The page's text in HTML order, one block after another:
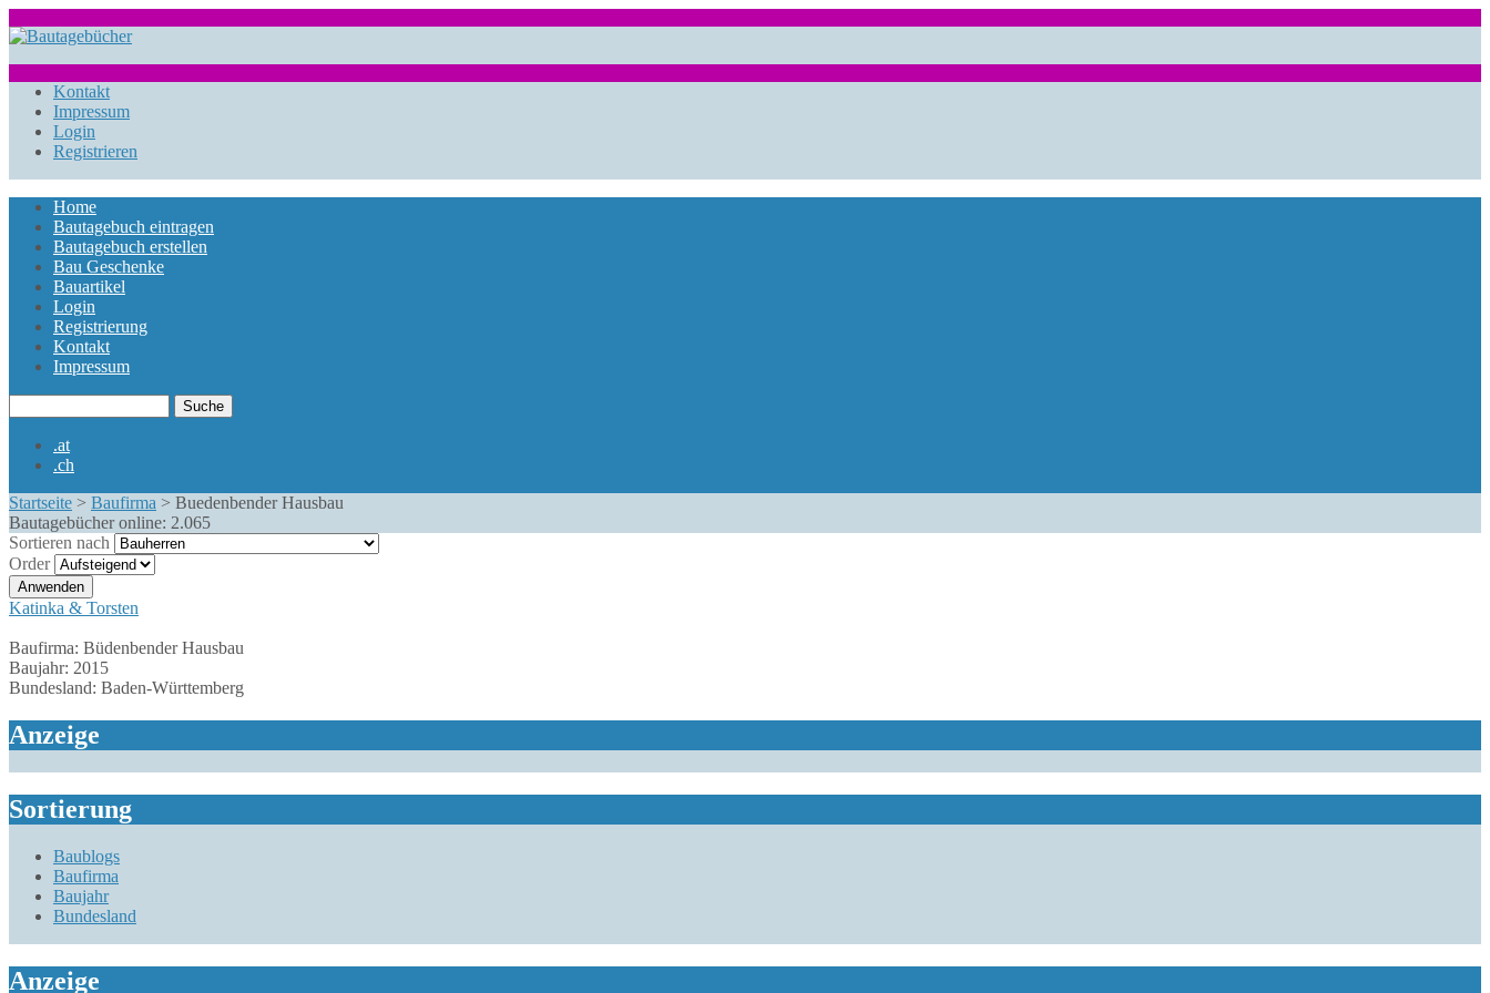
bautagebuch-
liste.de
Kontakt
Impressum
Login
Registrieren
Hauptmenü
Home
Bautagebuch eintragen
Bautagebuch erstellen
Bau Geschenke
Bauartikel
Login
Registrierung
Kontakt
Impressum
.at
.ch
Startseite > Baufirma > Buedenbender Hausbau
Bautagebücher online: 2.065
Sortieren nach
Order
Katinka & Torsten
Baufirma: Büdenbender Hausbau
Baujahr: 2015
Bundesland: Baden-Württemberg
Anzeige
Sortierung
Baublogs
Baufirma
Baujahr
Bundesland
Anzeige